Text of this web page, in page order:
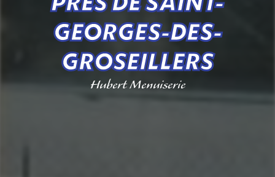
GEORGES-DES-
GROSEILLERS
Hubert Menuiserie